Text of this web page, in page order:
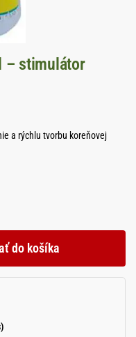
– stimulátor
a rýchlu tvorbu koreňovej
do košíka